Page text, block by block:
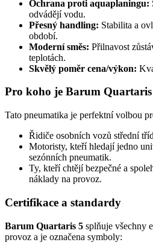
Ochrana proti aquaplaningu:
odvádějí vodu.
Přesný handling: Stabilita a
období.
Moderní směs: Přilnavost
teplotách.
Skvělý poměr cena/výkon:
Pro koho je Barum
Tato pneumatika je perfektní volbou
Řidiče osobních vozů střední
Motoristy, kteří hledají jedno
sezónních pneumatik.
Ty, kteří chtějí bezpečné a
náklady na provoz.
Certifikace a standardy
Barum Quartaris 5 splňuje všechny
provoz a je označena symboly: